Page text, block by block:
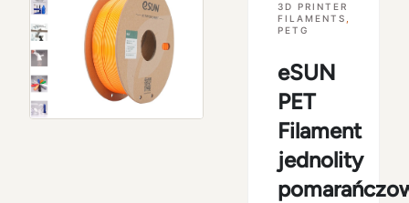
3D PRINTER
FILAMENTS
PETG
eSUN
PET
Filament
jednolity